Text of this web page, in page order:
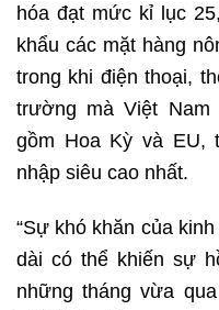
hóa đạt mức kỉ lục
khẩu các mặt hàng
trong khi điện thoại,
trường mà Việt
gồm Hoa Kỳ và EU,
nhập siêu cao nhất.
“Sự khó khăn của
dài có thể khiến sự
những tháng vừa